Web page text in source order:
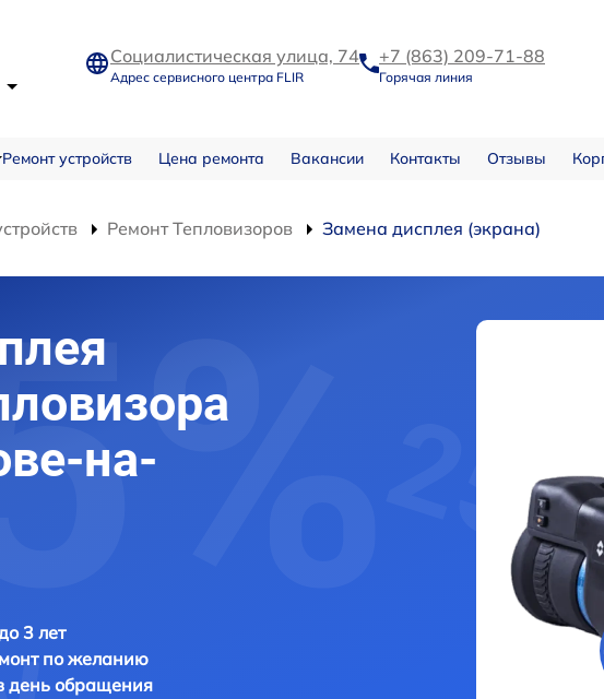
Социалистическая улица, 74
Адрес сервисного центра FLIR
+7 (863) 209-71-88
Горячая линия
Ремонт устройств Цена ремонта Вакансии Контакты Отзывы
Ремонт Тепловизоров Замена дисплея (экрана)
на-
3 лет
по желанию
день обращения